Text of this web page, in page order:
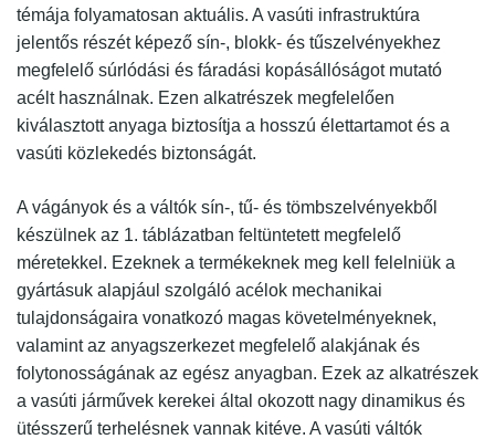
témája folyamatosan aktuális. A vasúti infrastruktúra
jelentős részét képező sín-, blokk- és tűszelvényekhez
megfelelő súrlódási és fáradási kopásállóságot mutató
acélt használnak. Ezen alkatrészek megfelelően
kiválasztott anyaga biztosítja a hosszú élettartamot és a
vasúti közlekedés biztonságát.
A vágányok és a váltók sín-, tű- és tömbszelvényekből
készülnek az 1. táblázatban feltüntetett megfelelő
méretekkel. Ezeknek a termékeknek meg kell felelniük a
gyártásuk alapjául szolgáló acélok mechanikai
tulajdonságaira vonatkozó magas követelményeknek,
valamint az anyagszerkezet megfelelő alakjának és
folytonosságának az egész anyagban. Ezek az alkatrészek
a vasúti járművek kerekei által okozott nagy dinamikus és
ütésszerű terhelésnek vannak kitéve. A vasúti váltók